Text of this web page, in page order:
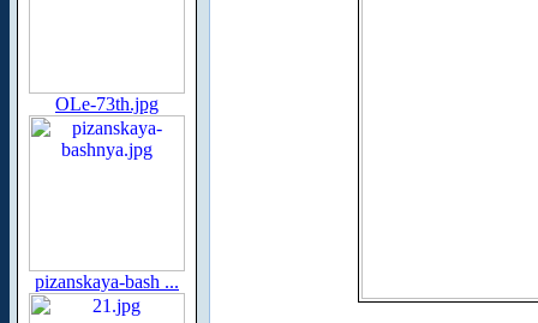
OLe-73th.jpg
pizanskaya-bash ...